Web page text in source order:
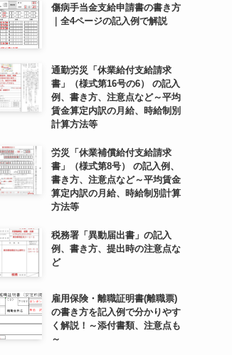
傷病手当金支給申請書の書き方
｜全4ページの記入例で解説
通勤労災「休業給付支給請求
書」（様式第16号の6） の記入
例、書き方、注意点など～平均
賃金算定内訳の月給、時給制別
計算方法等
労災「休業補償給付支給請求
書」（様式第8号） の記入例、
書き方、注意点など～平均賃金
算定内訳の月給、時給制別計算
方法等
税務署「異動届出書」の記入
例、書き方、提出時の注意点な
ど
雇用保険・離職証明書(離職票)
の書き方を記入例で分かりやす
く解説！～添付書類、注意点も
～